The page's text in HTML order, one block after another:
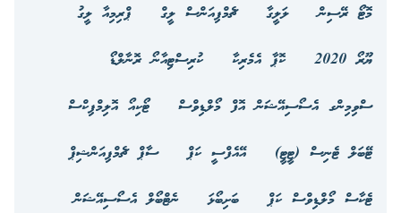
މޮޓޯ ރޭސިން
ލަލީގާ ޗެމްޕިއަންސް ލީގް
ޕްރިމިއާ ލީގު
ޔޫރޯ 2020
ކޮޕާ އެމެރިކާ
ކުރިސްޓިއާނޯ ރޮނާލްޑޯ
ސްވިމިންގ އެސޯސިއޭޝަން އޮފް މޯލްޑިވްސް
ޓޯކިއޯ އޮލިމްޕިކްސް
ޓޭބަލް ޓެނިސް (ޓީޓީ)
އޭއެފްސީ ކަޕް
ސާޕް ޗެމްޕިއަންޝިޕް
ޓެކާސް މޯލްޑިވްސް ކަޕް
ބަށިބޯޅަ
ނެޓްބޯލް އެސޯސިއޭޝަން